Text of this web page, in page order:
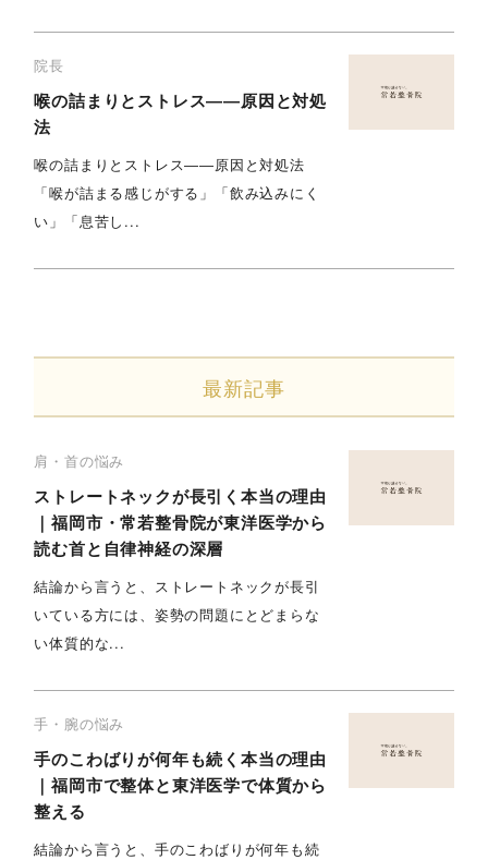
院長
喉の詰まりとストレス――原因と対処
法
喉の詰まりとストレス――原因と対処法
「喉が詰まる感じがする」「飲み込みにく
い」「息苦し...
最新記事
肩・首の悩み
ストレートネックが長引く本当の理由
｜福岡市・常若整骨院が東洋医学から
読む首と自律神経の深層
結論から言うと、ストレートネックが長引
いている方には、姿勢の問題にとどまらな
い体質的な...
手・腕の悩み
手のこわばりが何年も続く本当の理由
｜福岡市で整体と東洋医学で体質から
整える
結論から言うと、手のこわばりが何年も続